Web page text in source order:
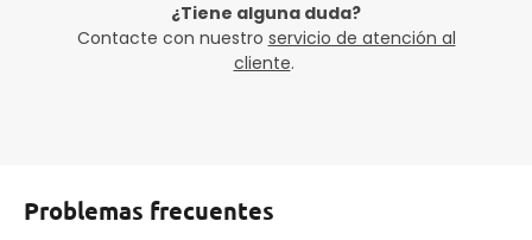
¿Tiene alguna duda?
Contacte con nuestro servicio de atención al
cliente.
Problemas frecuentes